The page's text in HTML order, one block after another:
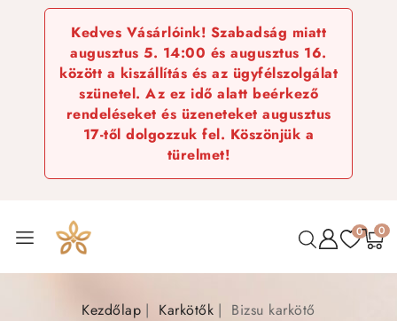
Kedves Vásárlóink! Szabadság miatt
augusztus 5. 14:00 és augusztus 16.
között a kiszállítás és az ügyfélszolgálat
szünetel. Az ez idő alatt beérkező
rendeléseket és üzeneteket augusztus
17-től dolgozzuk fel. Köszönjük a
türelmet!
0 0
Kezdőlap Karkötők Bizsu karkötő